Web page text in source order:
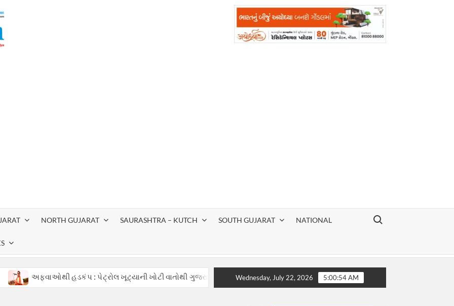
NORTH GUJARAT SAURASHTRA – KUTCH SOUTH GUJARAT NATIONAL
Search for:
: પેટ્રોલ ખૂટ્યાની ખોટી વાતોથી ગુજરાતમાં ગભરાટ, સરકારની તાત્કાલિક સ્પષ્ટતા : જથ્થો પૂરતો છે, અફવાઓથી દૂર રહો” — નાયબ મુખ્યમંત્રી
Wednesday, July 22, 2026 5:00:56 AM